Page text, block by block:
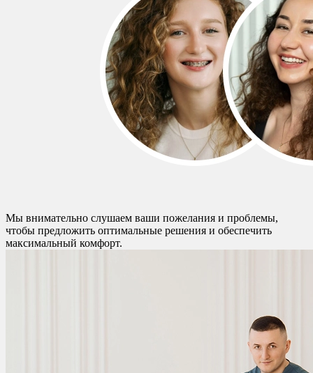
Мы внимательно слушаем ваши пожелания и проблемы,
чтобы предложить оптимальные решения и обеспечить
максимальный комфорт.